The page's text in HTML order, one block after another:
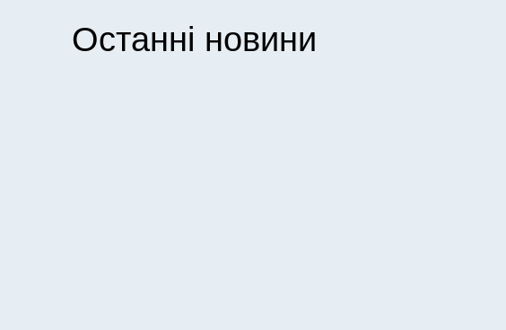
Останні новини